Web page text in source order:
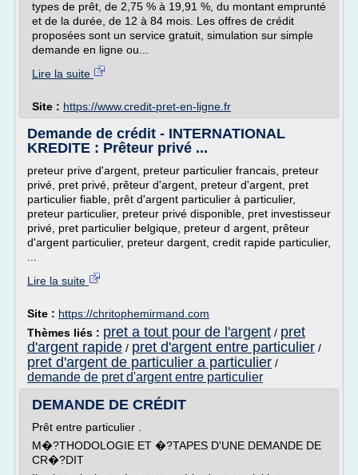
types de prêt, de 2,75 % à 19,91 %, du montant emprunté
et de la durée, de 12 à 84 mois. Les offres de crédit
proposées sont un service gratuit, simulation sur simple
demande en ligne ou...
Lire la suite
Site : https://www.credit-pret-en-ligne.fr
Demande de crédit - INTERNATIONAL
KREDITE : Prêteur privé ...
preteur prive d'argent, preteur particulier francais, preteur
privé, pret privé, prêteur d'argent, preteur d'argent, pret
particulier fiable, prêt d'argent particulier à particulier,
preteur particulier, preteur privé disponible, pret investisseur
privé, pret particulier belgique, preteur d argent, prêteur
d'argent particulier, preteur dargent, credit rapide particulier,
Lire la suite
Site : https://chritophemirmand.com
Thèmes liés : pret a tout pour de l'argent / pret
d'argent rapide / pret d'argent entre particulier /
pret d'argent de particulier a particulier /
demande de pret d'argent entre particulier
DEMANDE DE CRÉDIT
Prêt entre particulier .
M�?THODOLOGIE ET �?TAPES D'UNE DEMANDE DE
CR�?DIT